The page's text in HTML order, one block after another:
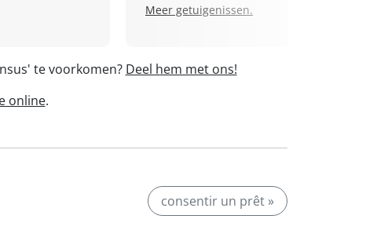
Meer getuigenissen.
te voorkomen? Deel hem met ons!
online.
consentir un prêt »